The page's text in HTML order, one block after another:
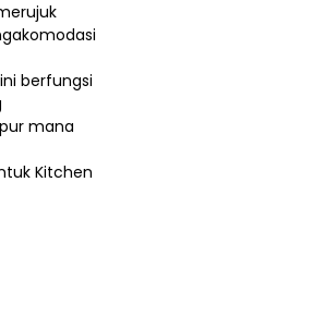
berfungsi
mana
Kitchen